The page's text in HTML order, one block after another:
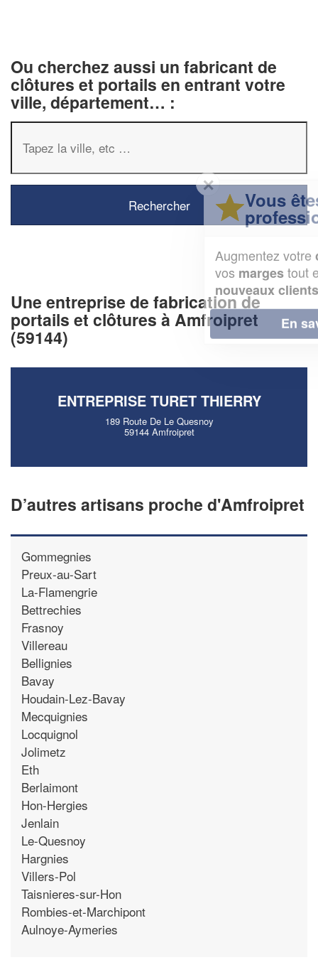
Ou cherchez aussi un fabricant de
clôtures et portails en entrant votre
ville, département… :
Une entreprise de fabrication de
portails et clôtures à Amfroipret
(59144)
ENTREPRISE TURET THIERRY
189 Route De Le Quesnoy
59144 Amfroipret
D’autres artisans proche d'Amfroipret
Gommegnies
Preux-au-Sart
La-Flamengrie
Bettrechies
Frasnoy
Villereau
Bellignies
Bavay
Houdain-Lez-Bavay
Mecquignies
Locquignol
Jolimetz
Eth
Berlaimont
Hon-Hergies
Jenlain
Le-Quesnoy
Hargnies
Villers-Pol
Taisnieres-sur-Hon
Rombies-et-Marchipont
Aulnoye-Aymeries
✕
Vous êtes un
professionnel ?
chiffre d'affaireset
tout en gagnant de
En savoir plus